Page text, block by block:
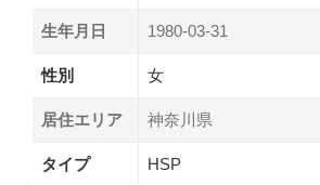
生年月日 1980-03-31
性別 女
居住エリア 神奈川県
タイプ HSP